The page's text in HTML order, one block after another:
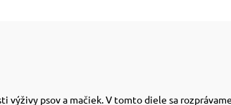
výživy psov a mačiek. V tomto diele sa